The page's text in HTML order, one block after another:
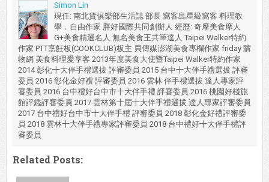
Simon Lin
現任: 南北貨俱樂部生活誌 部長 窩客島星級窩客 料理教
學．自由作家 胖好國際共同創辦人 經歷: 奇摩美食摩人
G+美食精選名人 無名美食王共筆達人 Taipei Walker特約
作家 PTT烹飪板(COOKCLUB)板主 貝傳媒澎湖美食專欄作家 friday 購
物網 美食料理愛享客 2013年度美食大使暨Taipei Walker特約作家
2014 彰化十大伴手禮選拔 評審委員 2015 台中十大伴手禮選拔 評審
委員 2016 彰化金好禮 評審委員 2016 雲林 伴手禮選拔 達人專家評
審委員 2016 台中禮好台中市十大伴手禮 評審委員 2016 桃園好棧旅
館評鑑評審委員 2017 雲林第十屆十大伴手禮選拔 達人專家評審委員
2017 台中禮好台中市十大伴手禮 評審委員 2018 彰化金好禮評審委
員 2018 雲林十大伴手禮專家評審委員 2018 台中禮好十大伴手禮評
審委員
Related Posts: